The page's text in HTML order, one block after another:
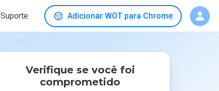
Suporte Adicionar WOT para Chrome
Verifique se você foi
comprometido